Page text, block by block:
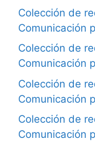
Colección de
Comunicación
Colección de
Comunicación
Colección de
Comunicación
Colección de
Comunicación